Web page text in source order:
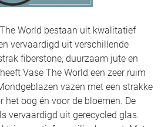
World bestaan uit kwalitatief
vervaardigd uit verschillende
fiberstone, duurzaam jute en
Vase The World een zeer ruim
vazen met een strakke
het oog én voor de bloemen. De
vervaardigd uit gerecycled glas.